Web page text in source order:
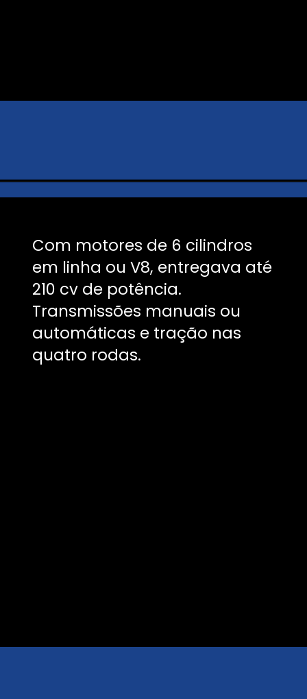
Com motores de 6 cilindros
em linha ou V8, entregava até
210 cv de potência.
Transmissões manuais ou
automáticas e tração nas
quatro rodas.